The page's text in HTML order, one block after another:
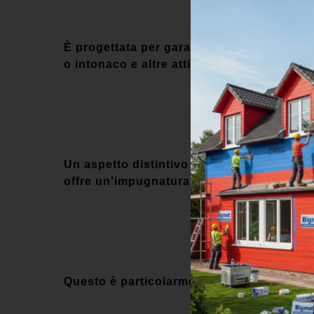
È progettata per garantire una presa
o intonaco e altre attività simili.
Un aspetto distintivo di questa cazzuola
offre un'impugnatura antiscivolo.
Questo è particolarmente utile durante